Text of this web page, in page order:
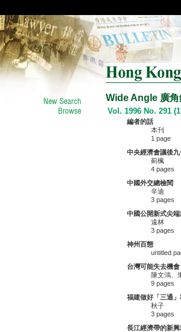
Wide Angle 廣角
Vol. 1996 No. 291
編者的話
本刊
1 page
中央經濟會議後
薊楓
4 pages
中國外交總檢閱
辛迪
3 pages
中國公開新式尖端
遠林
3 pages
神州百態
untitled
台灣可能失去機
陳文鴻、
9 pages
福建做好「三通
秋子
3 pages
長江經濟帶的新